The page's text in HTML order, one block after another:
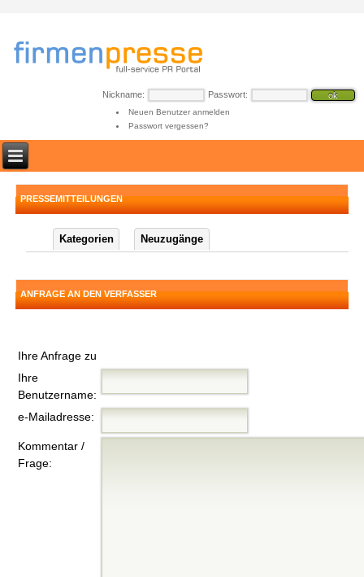
Nickname: Passwort:
Neuen Benutzer anmelden
Passwort vergessen?
PRESSEMITTEILUNGEN
Kategorien Neuzugänge
ANFRAGE AN DEN VERFASSER
Ihre Anfrage zu
Ihre
Benutzername:
e-Mailadresse:
Kommentar /
Frage: